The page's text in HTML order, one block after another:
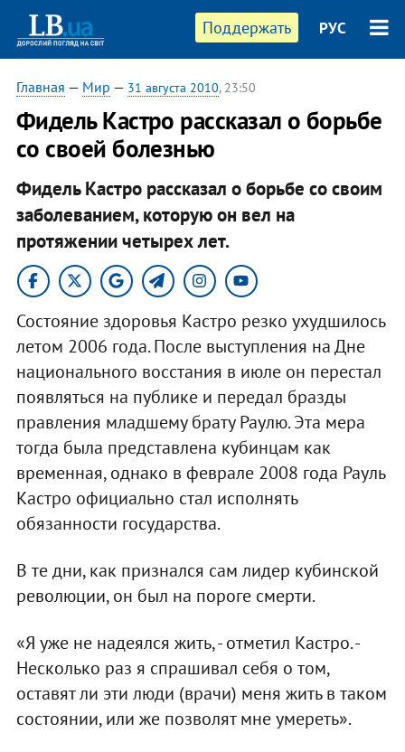
Поддержать РУС
Главная — Мир — 31 августа 2010, 23:50
Фидель Кастро рассказал о борьбе
со своей болезнью
Фидель Кастро рассказал о борьбе со своим
заболеванием, которую он вел на
протяжении четырех лет.
Состояние здоровья Кастро резко ухудшилось
летом 2006 года. После выступления на Дне
национального восстания в июле он перестал
появляться на публике и передал бразды
правления младшему брату Раулю. Эта мера
тогда была представлена кубинцам как
временная, однако в феврале 2008 года Рауль
Кастро официально стал исполнять
обязанности государства.
В те дни, как признался сам лидер кубинской
революции, он был на пороге смерти.
«Я уже не надеялся жить, - отметил Кастро. -
Несколько раз я спрашивал себя о том,
оставят ли эти люди (врачи) меня жить в таком
состоянии, или же позволят мне умереть».